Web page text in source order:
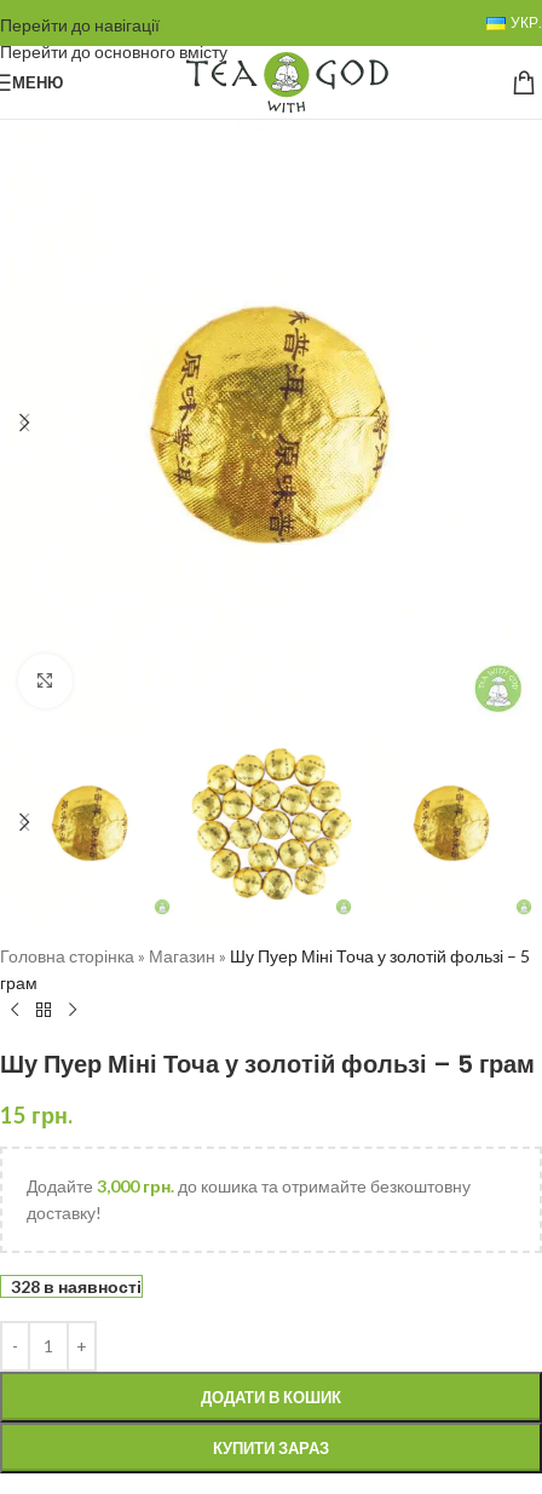
Перейти до навігації
Перейти до основного вмісту
УКР.
МЕНЮ
Головна сторінка » Магазин » Шу Пуер Міні Точа у золотій фользі – 5
грам
Шу Пуер Міні Точа у золотій фользі – 5 грам
15 грн.
Додайте 3,000грн. до кошика та отримайте безкоштовну
доставку!
328 в наявності
ДОДАТИ В КОШИК
КУПИТИ ЗАРАЗ